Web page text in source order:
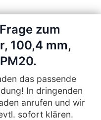
zum
100,4 mm,
das passende
In dringenden
anrufen und wir
sofort klären.